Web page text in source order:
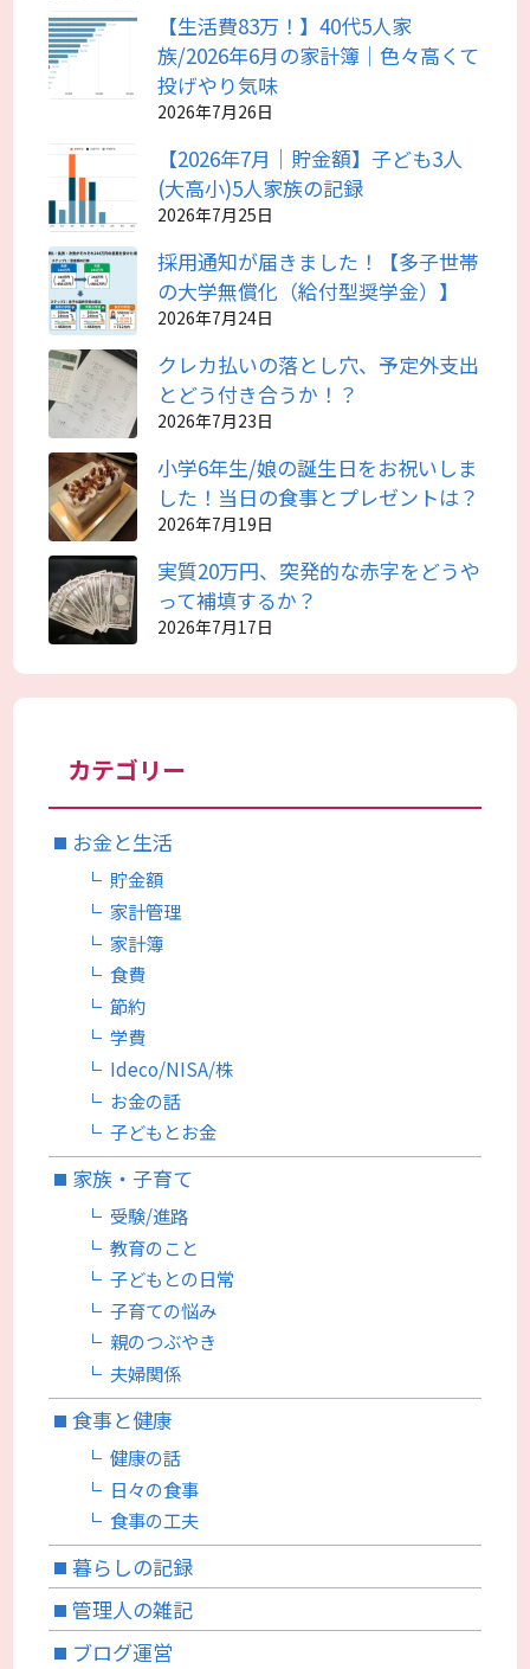
【生活費83万！】40代5人家
族/2026年6月の家計簿｜色々高くて
投げやり気味
2026年7月26日
【2026年7月｜貯金額】子ども3人
(大高小)5人家族の記録
2026年7月25日
採用通知が届きました！【多子世帯
の大学無償化（給付型奨学金）】
2026年7月24日
クレカ払いの落とし穴、予定外支出
とどう付き合うか！？
2026年7月23日
小学6年生/娘の誕生日をお祝いしま
した！当日の食事とプレゼントは？
2026年7月19日
実質20万円、突発的な赤字をどうや
って補填するか？
2026年7月17日
カテゴリー
お金と生活
貯金額
家計管理
家計簿
食費
節約
学費
Ideco/NISA/株
お金の話
子どもとお金
家族・子育て
受験/進路
教育のこと
子どもとの日常
子育ての悩み
親のつぶやき
夫婦関係
食事と健康
健康の話
日々の食事
食事の工夫
暮らしの記録
管理人の雑記
ブログ運営